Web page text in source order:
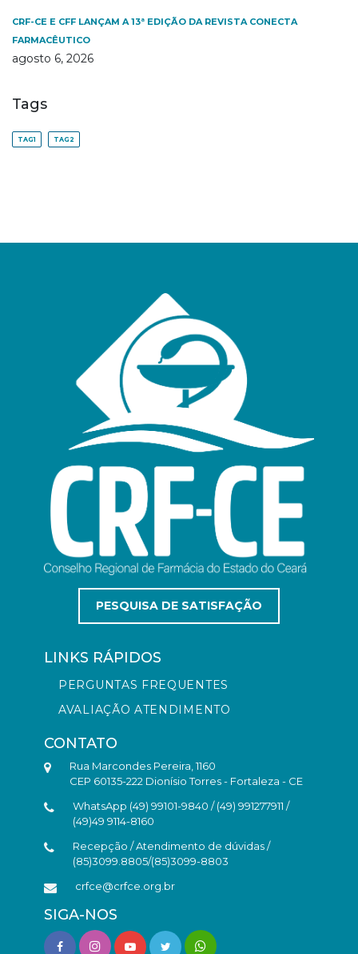
CRF-CE E CFF LANÇAM A 13ª EDIÇÃO DA REVISTA CONECTA
FARMACÊUTICO
agosto 6, 2026
Tags
TAG1 TAG2
PESQUISA DE SATISFAÇÃO
LINKS RÁPIDOS
PERGUNTAS FREQUENTES
AVALIAÇÃO ATENDIMENTO
CONTATO
Rua Marcondes Pereira, 1160
CEP 60135-222 Dionísio Torres - Fortaleza - CE
WhatsApp (49) 99101-9840 / (49) 991277911 /
(49)49 9114-8160
Recepção / Atendimento de dúvidas /
(85)3099.8805/(85)3099-8803
crfce@crfce.org.br
SIGA-NOS